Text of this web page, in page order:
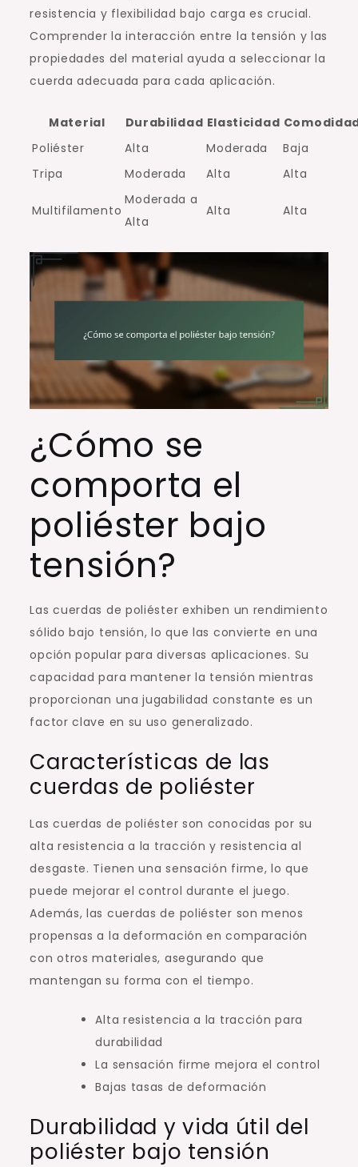
resistencia y flexibilidad bajo carga es crucial.
Comprender la interacción entre la tensión y las
propiedades del material ayuda a seleccionar la
cuerda adecuada para cada aplicación.
Material Durabilidad Elasticidad
Poliéster
Alta Moderada
Baja
Tripa
Moderada Alta Alta
Multifilamento
Moderada a
Alta
Alta Alta
¿Cómo se
comporta el
poliéster bajo
tensión?
Las cuerdas de poliéster exhiben un rendimiento
sólido bajo tensión, lo que las convierte en una
opción popular para diversas aplicaciones. Su
capacidad para mantener la tensión mientras
proporcionan una jugabilidad constante es un
factor clave en su uso generalizado.
Características de las
cuerdas de poliéster
Las cuerdas de poliéster son conocidas por su
alta resistencia a la tracción y resistencia al
desgaste. Tienen una sensación firme, lo que
puede mejorar el control durante el juego.
Además, las cuerdas de poliéster son menos
propensas a la deformación en comparación
con otros materiales, asegurando que
mantengan su forma con el tiempo.
Alta resistencia a la tracción para
durabilidad
La sensación firme mejora el control
Bajas tasas de deformación
Durabilidad y vida útil del
poliéster bajo tensión